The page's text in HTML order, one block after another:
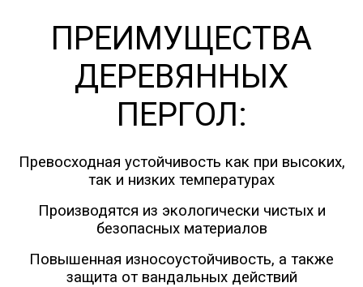
ПРЕИМУЩЕСТВА
ДЕРЕВЯННЫХ
ПЕРГОЛ:
Превосходная устойчивость как при высоких,
так и низких температурах
Производятся из экологически чистых и
безопасных материалов
Повышенная износоустойчивость, а также
защита от вандальных действий